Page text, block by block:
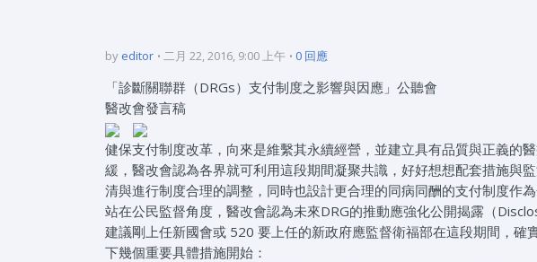
by editor 二月 22, 2016, 9:00 上午 0 回應
「診斷關聯群（DRGs）支付制度之影響與因應」公聽會
醫改會發言稿
健保支付制度改革，向來是維繫其永續經營，並建立具有品質與正義的
緩，醫改會認為各界就可利用這段期間凝聚共識，好好想想配套措施與
清與進行制度合理的調整，同時也設計更合理的同病同酬的支付制度作為
站在公民監督角度，醫改會認為未來DRG的推動應強化公開揭露（
建議剛上任新國會或 520 要上任的新政府應監督衛福部在這段期間，確
下幾個重要具體措施開始：